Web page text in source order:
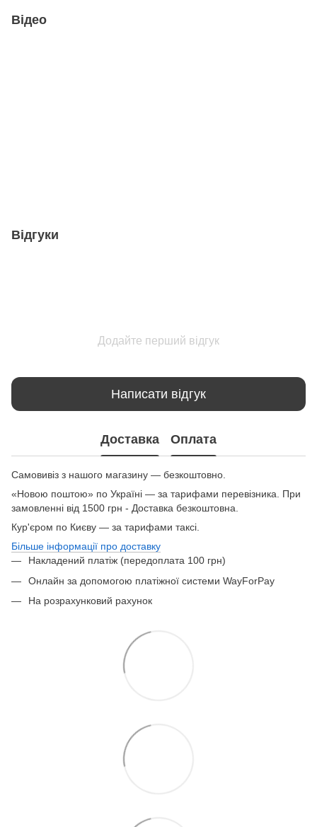
Відео
Відгуки
Додайте перший відгук
Написати відгук
Доставка Оплата
Самовивіз з нашого магазину — безкоштовно.
«Новою поштою» по Україні — за тарифами перевізника. При
замовленні від 1500 грн - Доставка безкоштовна.
Кур'єром по Києву — за тарифами таксі.
Більше інформації про доставку
Накладений платіж (передоплата 100 грн)
Онлайн за допомогою платіжної системи WayForPay
На розрахунковий рахунок